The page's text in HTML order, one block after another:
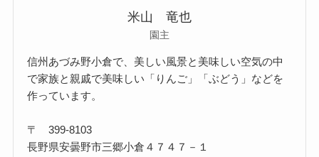
米山 竜也
園主
信州あづみ野小倉で、美しい風景と美味しい空気の中
で家族と親戚で美味しい「りんご」「ぶどう」などを
作っています。
〒 399-8103
長野県安曇野市三郷小倉４７４７－１